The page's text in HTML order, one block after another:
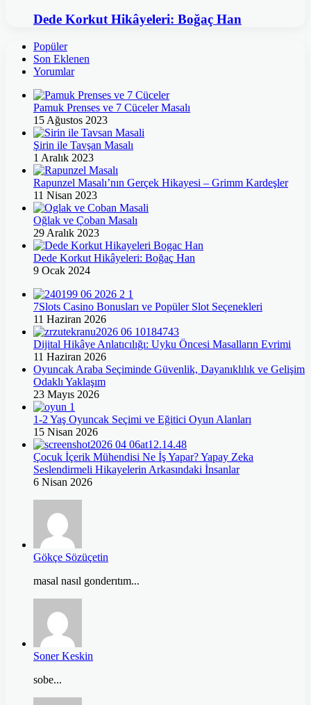
Dede Korkut Hikâyeleri: Boğaç Han
Popüler
Son Eklenen
Yorumlar
Pamuk Prenses ve 7 Cüceler Masalı
15 Ağustos 2023
Şirin ile Tavşan Masalı
1 Aralık 2023
Rapunzel Masalı’nın Gerçek Hikayesi – Grimm Kardeşler
11 Nisan 2023
Oğlak ve Çoban Masalı
29 Aralık 2023
Dede Korkut Hikâyeleri: Boğaç Han
9 Ocak 2024
7Slots Casino Bonusları ve Popüler Slot Seçenekleri
11 Haziran 2026
Dijital Hikâye Anlatıcılığı: Uyku Öncesi Masalların Evrimi
11 Haziran 2026
Oyuncak Araba Seçiminde Güvenlik, Dayanıklılık ve Gelişim
Odaklı Yaklaşım
23 Mayıs 2026
1-2 Yaş Oyuncak Seçimi ve Eğitici Oyun Alanları
15 Nisan 2026
Çocuk İçerik Mühendisi Ne İş Yapar? Yapay Zeka
Seslendirmeli Hikayelerin Arkasındaki İnsanlar
6 Nisan 2026
Gökçe Sözüçetin
masal nasıl gonderıtım...
Soner Keskin
sobe...